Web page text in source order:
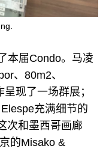
本届Condo。马凌
、80m2、
现了一场群展；
充满细节的
次和墨西哥画廊
的Misako &